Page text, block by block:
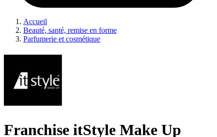
Accueil
Beauté, santé, remise en forme
Parfumerie et cosmétique
Franchise itStyle Make Up